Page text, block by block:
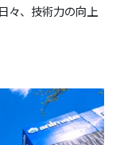
々、技術力の向上